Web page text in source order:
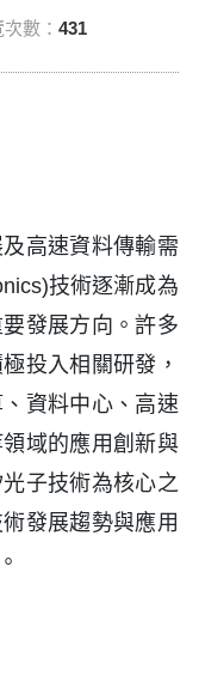
次數：431
高速資料傳輸需
技術逐漸成為
發展方向。許多
投入相關研發，
資料中心、高速
域的應用創新與
子技術為核心之
發展趨勢與應用